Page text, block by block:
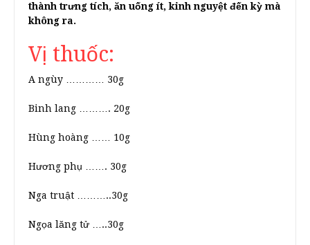
thành trưng tích, ăn uống ít, kinh nguyệt đến kỳ mà
không ra.
Vị thuốc:
A ngùy ………… 30g
Binh lang ………. 20g
Hùng hoàng …… 10g
Hương phụ ……. 30g
Nga truật ………..30g
Ngọa lăng tử …..30g